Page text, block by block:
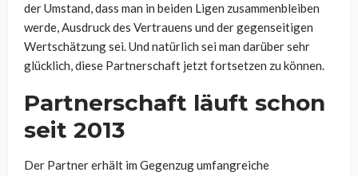
der Umstand, dass man in beiden Ligen zusammenbleiben
werde, Ausdruck des Vertrauens und der gegenseitigen
Wertschätzung sei. Und natürlich sei man darüber sehr
glücklich, diese Partnerschaft jetzt fortsetzen zu können.
Partnerschaft läuft schon
seit 2013
Der Partner erhält im Gegenzug umfangreiche